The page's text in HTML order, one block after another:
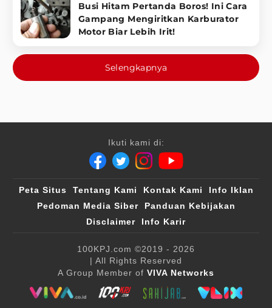
Busi Hitam Pertanda Boros! Ini Cara
Gampang Mengiritkan Karburator
Motor Biar Lebih Irit!
Selengkapnya
Ikuti kami di:
Peta Situs Tentang Kami Kontak Kami
Info Iklan
Pedoman Media Siber
Panduan Kebijakan
Disclaimer
Info Karir
100KPJ.com ©2019 - 2026
| All Rights Reserved
A Group Member of VIVA Networks